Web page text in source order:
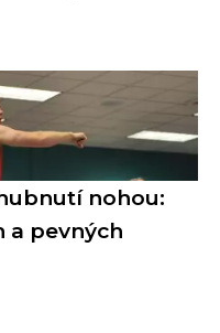
nohou:
a pevných